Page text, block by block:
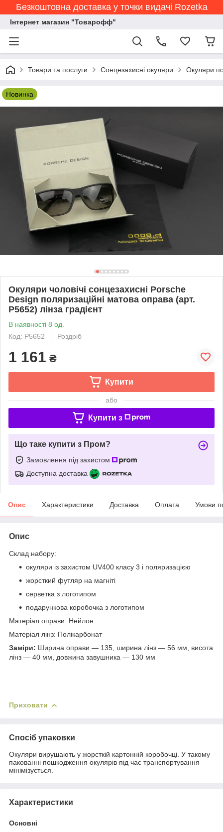
Безкоштовна доставка у точки видачі Rozetka
Інтернет магазин "Товарофф"
Товари та послуги Сонцезахисні окуляри Окуляри
Новинка
Окуляри чоловічі сонцезахисні Porsche
Design поляризаційні матова оправа (арт.
P5652) лінза градієнт
В наявності 8 од.
Код: P5652
Роздріб
1 161 ₴
Купити
або
Купити з
Що таке купити з Пром?
Замовлення під захистом
Доступна доставка
Опис Характеристики Доставка Оплата Умови
Опис
Склад набору:
окуляри із захистом UV400 класу 3 і поляризацією
жорсткий футляр на магніті
серветка з логотипом
подарункова коробочка з логотипом
Матеріал оправи: Нейлон
Матеріал лінз: Полікарбонат
Заміри: Ширина оправи — 135, ширина лінз — 56 мм, висота
лінз — 40 мм, довжина завушника — 130 мм
Приховати
Спосіб упаковки
Окуляри вирушають у жорсткій картонній коробочці. У такому
пакованні пошкодження окулярів під час транспортування
мінімізується.
Характеристики
Основні